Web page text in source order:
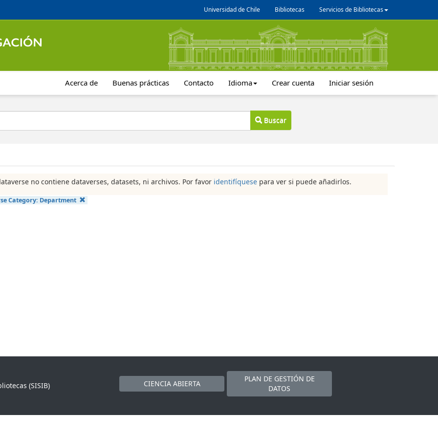
Universidad de Chile Bibliotecas Servicios de Bibliotecas
Acerca de Buenas prácticas Contacto Idioma Crear cuenta Iniciar sesión
Buscar
no contiene dataverses, datasets, ni archivos. Por favor identifíquese para ver si puede añadirlos.
Category: Department
(SISIB)
CIENCIA ABIERTA
PLAN DE GESTIÓN DE
DATOS